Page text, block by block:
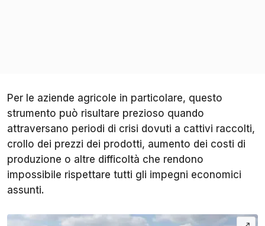
Per le aziende agricole in particolare, questo
strumento può risultare prezioso quando
attraversano periodi di crisi dovuti a cattivi raccolti,
crollo dei prezzi dei prodotti, aumento dei costi di
produzione o altre difficoltà che rendono
impossibile rispettare tutti gli impegni economici
assunti.